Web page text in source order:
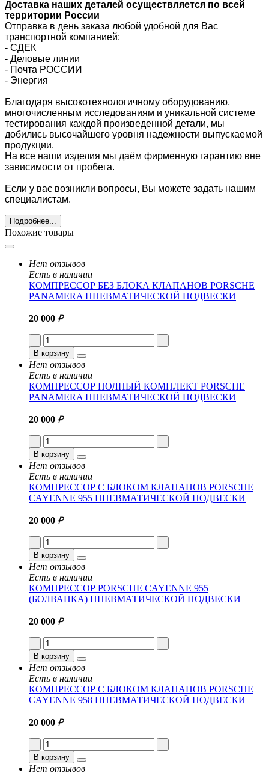
Доставка наших деталей осуществляется по всей
территории России
Отправка в день заказа любой удобной для Вас
транспортной компанией:
- СДЕК
- Деловые линии
- Почта РОССИИ
- Энергия
Благодаря высокотехнологичному оборудованию,
многочисленным исследованиям и уникальной системе
тестирования каждой произведенной детали, мы
добились высочайшего уровня надежности выпускаемой
продукции.
На все наши изделия мы даём фирменную гарантию вне
зависимости от пробега.
Если у вас возникли вопросы, Вы можете задать нашим
специалистам.
Подробнее...
Похожие товары
Нет отзывов
Есть в наличии
КОМПРЕССОР БЕЗ БЛОКА КЛАПАНОВ PORSCHE
PANAMERA ПНЕВМАТИЧЕСКОЙ ПОДВЕСКИ
20 000 ₽
В корзину
Нет отзывов
Есть в наличии
КОМПРЕССОР ПОЛНЫЙ КОМПЛЕКТ PORSCHE
PANAMERA ПНЕВМАТИЧЕСКОЙ ПОДВЕСКИ
20 000 ₽
В корзину
Нет отзывов
Есть в наличии
КОМПРЕССОР С БЛОКОМ КЛАПАНОВ PORSCHE
CAYENNE 955 ПНЕВМАТИЧЕСКОЙ ПОДВЕСКИ
20 000 ₽
В корзину
Нет отзывов
Есть в наличии
КОМПРЕССОР PORSCHE CAYENNE 955
(БОЛВАНКА) ПНЕВМАТИЧЕСКОЙ ПОДВЕСКИ
20 000 ₽
В корзину
Нет отзывов
Есть в наличии
КОМПРЕССОР С БЛОКОМ КЛАПАНОВ PORSCHE
CAYENNE 958 ПНЕВМАТИЧЕСКОЙ ПОДВЕСКИ
20 000 ₽
В корзину
Нет отзывов